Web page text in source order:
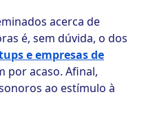
acerca de
é, sem dúvida, o dos
e empresas de
por acaso. Afinal,
ao estímulo à